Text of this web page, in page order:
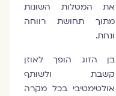
את המטלות השונות
מתוך תחושת רווחה
ונחת.
בן הזוג הופך לאוזן
קשבת ולשותף
אולטימטיבי בכל מקרה